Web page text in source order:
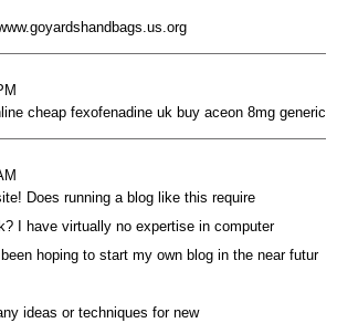
cheap fexofenadine uk buy aceon 8mg generic
Does running a blog like this require
I have virtually no expertise in computer
hoping to start my own blog in the near futur
ideas or techniques for new